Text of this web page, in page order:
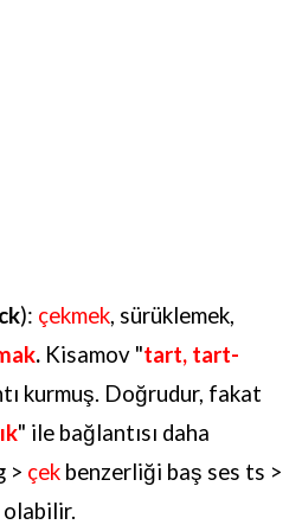
): çekmek, sürüklemek,
. Kisamov "tart, tart-
kurmuş. Doğrudur, fakat
" ile bağlantısı daha
> çek benzerliği baş ses ts >